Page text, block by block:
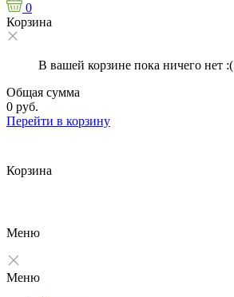
0
Корзина
В вашей корзине пока ничего нет :(
Общая сумма
0 руб.
Перейти в корзину
Корзина
Меню
Меню